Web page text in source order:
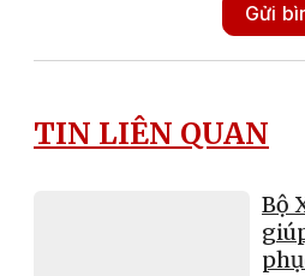
Gửi
TIN LIÊN QUAN
Bộ